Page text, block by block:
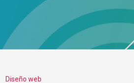
Categories
Diseño web